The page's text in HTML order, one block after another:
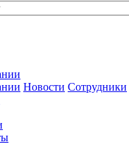
Новости Сотрудники